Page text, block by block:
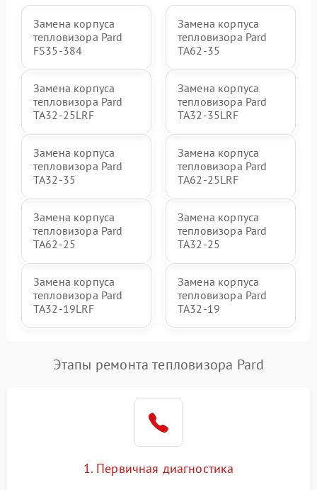
Замена корпуса
тепловизора Pard
FS35-384
Замена корпуса
тепловизора Pard
TA62-35
Замена корпуса
тепловизора Pard
TA32-25LRF
Замена корпуса
тепловизора Pard
TA32-35LRF
Замена корпуса
тепловизора Pard
TA32-35
Замена корпуса
тепловизора Pard
TA62-25LRF
Замена корпуса
тепловизора Pard
TA62-25
Замена корпуса
тепловизора Pard
TA32-25
Замена корпуса
тепловизора Pard
TA32-19LRF
Замена корпуса
тепловизора Pard
TA32-19
Этапы ремонта тепловизора Pard
1. Первичная диагностика